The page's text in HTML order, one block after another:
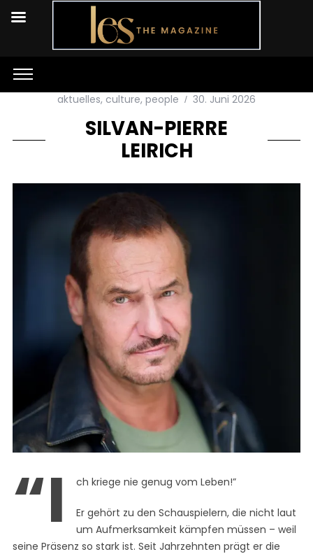
aktuelles, culture, people 30. Juni 2026
SILVAN-PIERRE
LEIRICH
“I ch kriege nie genug vom Leben!”
Er gehört zu den Schauspielern, die nicht laut
um Aufmerksamkeit kämpfen müssen – weil
seine Präsenz so stark ist. Seit Jahrzehnten prägt er die